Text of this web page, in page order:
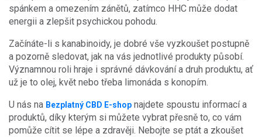
spánkem a omezením zánětů, zatímco HHC může dodat
energii a zlepšit psychickou pohodu.
Začínáte-li s kanabinoidy, je dobré vše vyzkoušet postupně
a pozorně sledovat, jak na vás jednotlivé produkty působí.
Významnou roli hraje i správné dávkování a druh produktu, ať
už je to olej, květ nebo třeba limonáda s konopím.
U nás na Bezplatný CBD E-shop najdete spoustu informací a
produktů, díky kterým si můžete vybrat přesně to, co vám
pomůže cítit se lépe a zdravěji. Nebojte se ptát a zkoušet